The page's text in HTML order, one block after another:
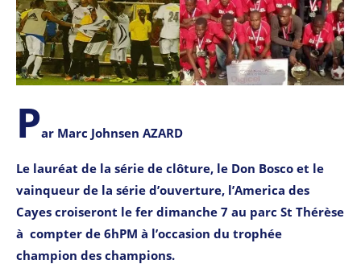
Par Marc Johnsen AZARD
Le lauréat de la série de clôture, le Don Bosco et le
vainqueur de la série d’ouverture, l’America des
Cayes croiseront le fer dimanche 7 au parc St Thérèse
à compter de 6hPM à l’occasion du trophée
champion des champions.